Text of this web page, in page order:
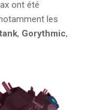
ont été
les
, Gorythmic,